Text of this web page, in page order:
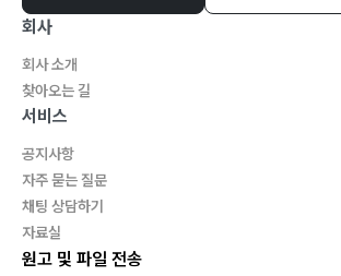
회사
회사 소개
찾아오는 길
서비스
공지사항
자주 묻는 질문
채팅 상담하기
자료실
원고 및 파일 전송